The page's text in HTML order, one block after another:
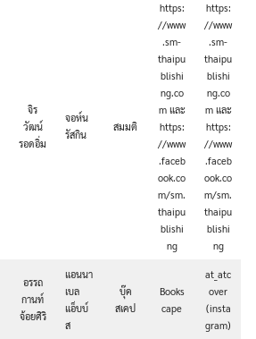
จิร
วัฒน์
รอดอิ่ม
จอห์น
รัสกิน
สมมติ
https:
//www
.sm-
thaipu
blishi
ng.co
m และ
https:
//www
.faceb
ook.co
m/sm.
thaipu
blishi
ng
https:
//www
.sm-
thaipu
blishi
ng.co
m และ
https:
//www
.faceb
ook.co
m/sm.
thaipu
blishi
ng
อรรถ
กานท์
จ้อยศิริ
แอนนา
เบล
แอ็บบ์
ส
บุ๊ค
สเคป
Books
cape
at_atc
over
(insta
gram)